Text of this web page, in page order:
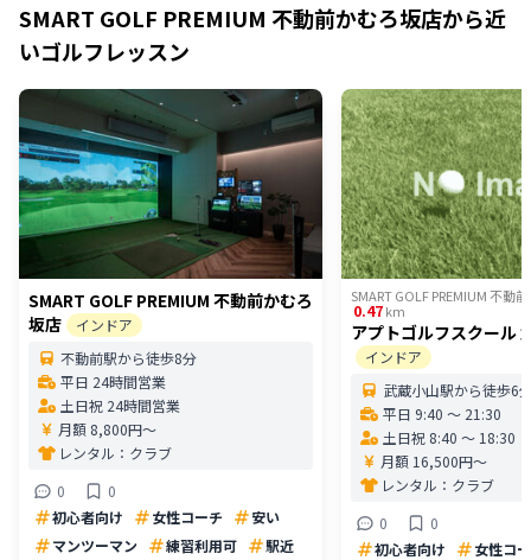
SMART GOLF PREMIUM 不動前かむろ坂店から近
いゴルフレッスン
SMART GOLF PREMIUM 不動前かむろ
坂店
インドア
不動前駅から徒歩8分
平日 24時間営業
土日祝 24時間営業
月額 8,800円〜
レンタル： クラブ
0
0
初心者向け
女性コーチ
安い
マンツーマン
練習利用可
駅近
SMART GOLF PREMIUM 不動
0.47km
アプトゴルフスクール
インドア
武蔵小山駅から徒歩6
平日 9:40 〜 21:30
土日祝 8:40 〜 18:30
月額 16,500円〜
レンタル： クラブ
0
0
初心者向け
女性コ